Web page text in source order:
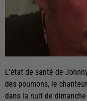
L'état de santé de
des poumons, le
dans la nuit de